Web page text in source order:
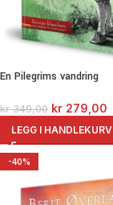
En Pilegrims vandring
kr349,00 kr 279,00
LEGG I HANDLEKURV
-40%